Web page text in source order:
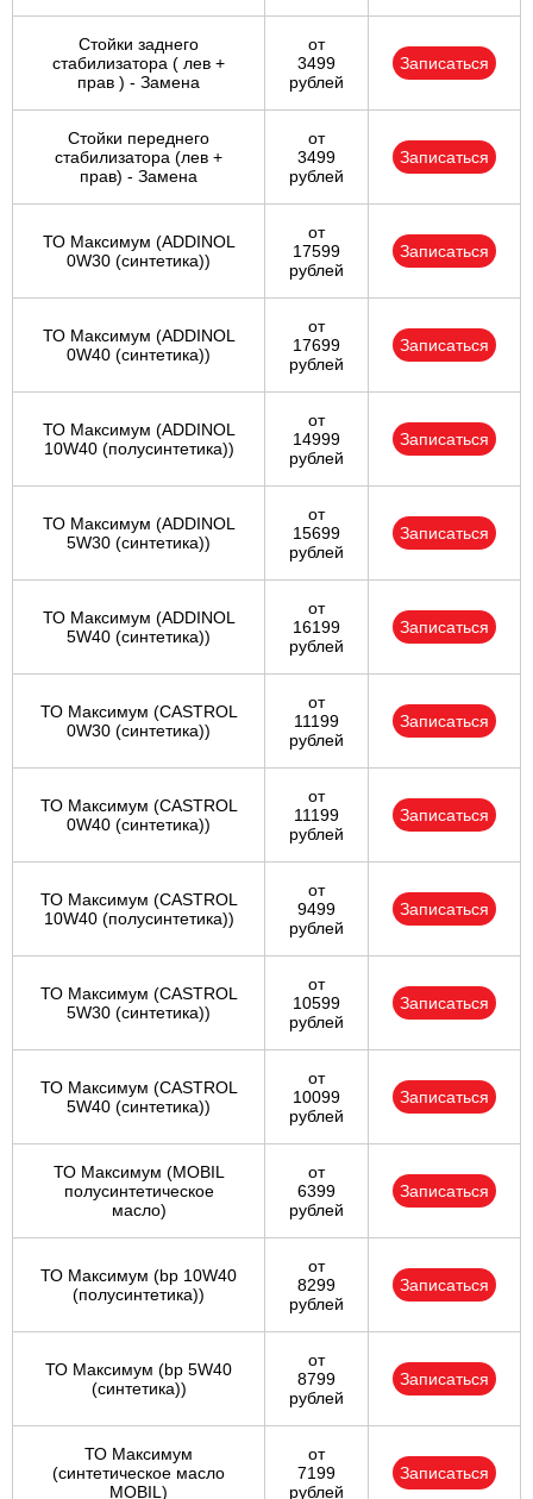
Стойки заднего
стабилизатора ( лев +
прав ) - Замена
от
3499
рублей
Записаться
Стойки переднего
стабилизатора (лев +
прав) - Замена
от
3499
рублей
Записаться
ТО Максимум (ADDINOL
0W30 (синтетика))
от
17599
рублей
Записаться
ТО Максимум (ADDINOL
0W40 (синтетика))
от
17699
рублей
Записаться
ТО Максимум (ADDINOL
10W40 (полусинтетика))
от
14999
рублей
Записаться
ТО Максимум (ADDINOL
5W30 (синтетика))
от
15699
рублей
Записаться
ТО Максимум (ADDINOL
5W40 (синтетика))
от
16199
рублей
Записаться
ТО Максимум (CASTROL
0W30 (синтетика))
от
11199
рублей
Записаться
ТО Максимум (CASTROL
0W40 (синтетика))
от
11199
рублей
Записаться
ТО Максимум (CASTROL
10W40 (полусинтетика))
от
9499
рублей
Записаться
ТО Максимум (CASTROL
5W30 (синтетика))
от
10599
рублей
Записаться
ТО Максимум (CASTROL
5W40 (синтетика))
от
10099
рублей
Записаться
ТО Максимум (MOBIL
полуcинтетическое
масло)
от
6399
рублей
Записаться
ТО Максимум (bp 10W40
(полусинтетика))
от
8299
рублей
Записаться
ТО Максимум (bp 5W40
(синтетика))
от
8799
рублей
Записаться
ТО Максимум
(cинтетическое масло
MOBIL)
от
7199
рублей
Записаться